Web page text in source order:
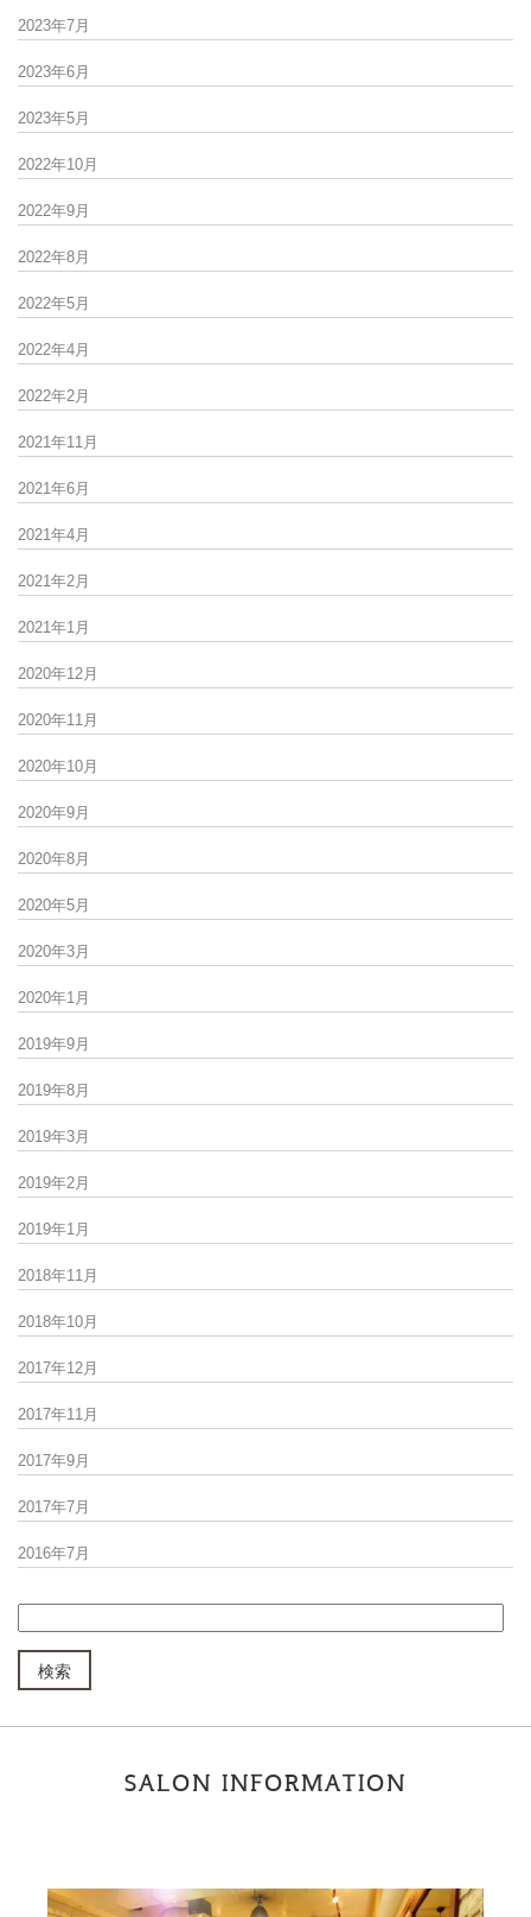
2023年7月
2023年6月
2023年5月
2022年10月
2022年9月
2022年8月
2022年5月
2022年4月
2022年2月
2021年11月
2021年6月
2021年4月
2021年2月
2021年1月
2020年12月
2020年11月
2020年10月
2020年9月
2020年8月
2020年5月
2020年3月
2020年1月
2019年9月
2019年8月
2019年3月
2019年2月
2019年1月
2018年11月
2018年10月
2017年12月
2017年11月
2017年9月
2017年7月
2016年7月
SALON INFORMATION